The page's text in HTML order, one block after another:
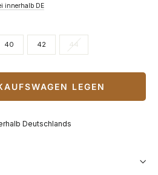
innerhalb DE
40 42 44
LEGEN
Deutschlands